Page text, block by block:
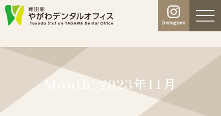
Month: 2023年11月